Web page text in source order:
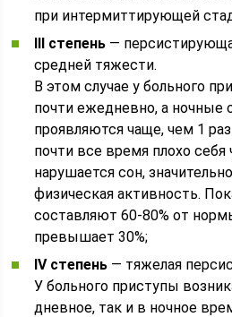
при интермиттирующей
III степень —
средней тяжести.
В этом случае у больного
почти ежедневно, а ночные
проявляются чаще, чем 1
почти все время плохо себя
нарушается сон,
физическая активность.
составляют 60-80% от
превышает 30%;
IV степень — тяжелая
У больного приступы
дневное, так и в ночное